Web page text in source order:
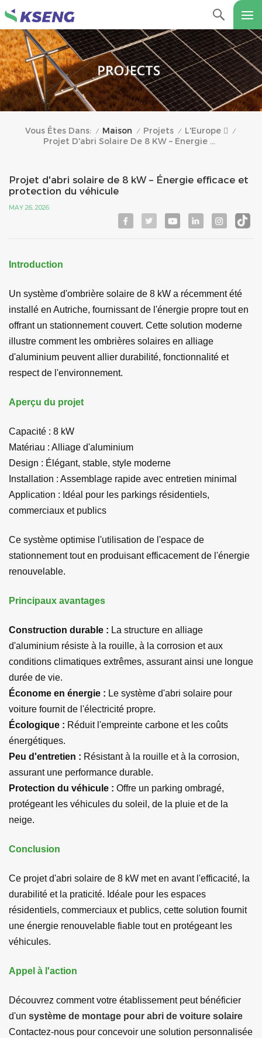
Vous Êtes Dans: / Maison / Projets / L'Europe  /
Projet D'abri Solaire De 8 KW – Énergie Efficace Et Protection Du Véhicule
Projet d'abri solaire de 8 kW – Énergie efficace et
protection du véhicule
MAY 26, 2026
Introduction
Un système d'ombrière solaire de 8 kW a récemment été
installé en Autriche, fournissant de l'énergie propre tout en
offrant un stationnement couvert. Cette solution moderne
illustre comment les ombrières solaires en alliage
d'aluminium peuvent allier durabilité, fonctionnalité et
respect de l'environnement.
Aperçu du projet
Capacité : 8 kW
Matériau : Alliage d'aluminium
Design : Élégant, stable, style moderne
Installation : Assemblage rapide avec entretien minimal
Application : Idéal pour les parkings résidentiels,
commerciaux et publics
Ce système optimise l'utilisation de l'espace de
stationnement tout en produisant efficacement de l'énergie
renouvelable.
Principaux avantages
Construction durable : La structure en alliage
d'aluminium résiste à la rouille, à la corrosion et aux
conditions climatiques extrêmes, assurant ainsi une longue
durée de vie.
Économe en énergie : Le système d'abri solaire pour
voiture fournit de l'électricité propre.
Écologique : Réduit l'empreinte carbone et les coûts
énergétiques.
Peu d'entretien : Résistant à la rouille et à la corrosion,
assurant une performance durable.
Protection du véhicule : Offre un parking ombragé,
protégeant les véhicules du soleil, de la pluie et de la
neige.
Conclusion
Ce projet d'abri solaire de 8 kW met en avant l'efficacité, la
durabilité et la praticité. Idéale pour les espaces
résidentiels, commerciaux et publics, cette solution fournit
une énergie renouvelable fiable tout en protégeant les
véhicules.
Appel à l'action
Découvrez comment votre établissement peut bénéficier
d'un système de montage pour abri de voiture solaire
Contactez-nous pour concevoir une solution personnalisée